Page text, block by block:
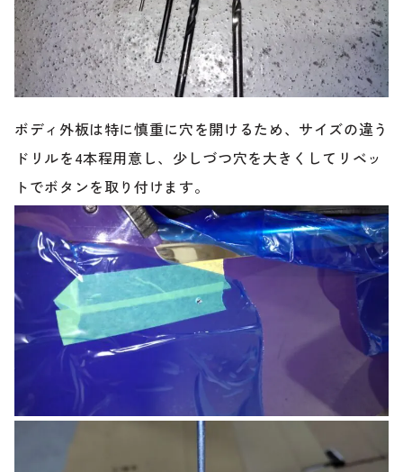
ボディ外板は特に慎重に穴を開けるため、サイズの違う
ドリルを4本程用意し、少しづつ穴を大きくしてリベッ
トでボタンを取り付けます。